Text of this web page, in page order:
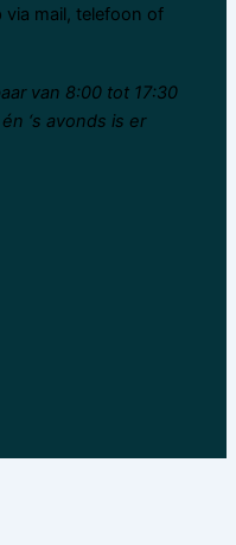
mail, telefoon of
van 8:00 tot 17:30
‘s avonds is er